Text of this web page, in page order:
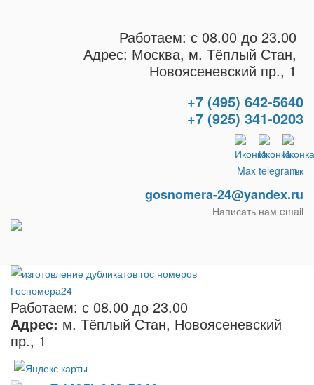
Работаем: с 08.00 до 23.00
Адрес: Москва, м. Тёплый Стан,
Новоясеневский пр., 1
+7 (495) 642-5640
+7 (925) 341-0203
gosnomera-24@yandex.ru
Написать нам email
Работаем: с 08.00 до 23.00
Адрес: м. Тёплый Стан, Новоясеневский
пр., 1